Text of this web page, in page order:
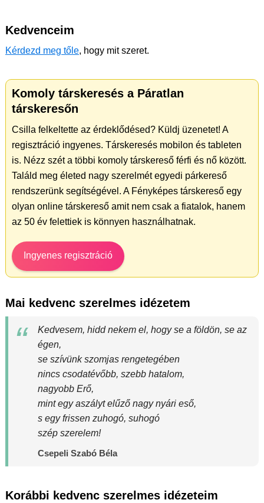
Kedvenceim
Kérdezd meg tőle, hogy mit szeret.
Komoly társkeresés a Páratlan
társkeresőn
Csilla felkeltette az érdeklődésed? Küldj üzenetet! A
regisztráció ingyenes. Társkeresés mobilon és tableten
is. Nézz szét a többi komoly társkereső férfi és nő között.
Találd meg életed nagy szerelmét egyedi párkereső
rendszerünk segítségével. A Fényképes társkereső egy
olyan online társkereső amit nem csak a fiatalok, hanem
az 50 év felettiek is könnyen használhatnak.
Ingyenes regisztráció
Mai kedvenc szerelmes idézetem
Kedvesem, hidd nekem el, hogy se a földön, se az
égen,
se szívünk szomjas rengetegében
nincs csodatévőbb, szebb hatalom,
nagyobb Erő,
mint egy aszályt elűző nagy nyári eső,
s egy frissen zuhogó, suhogó
szép szerelem!
Csepeli Szabó Béla
Korábbi kedvenc szerelmes idézeteim